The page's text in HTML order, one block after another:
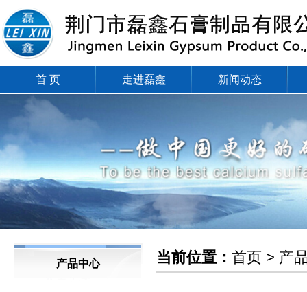
首 页 走进磊鑫 新闻动态
产品中心 当前位置： 首页 > 产